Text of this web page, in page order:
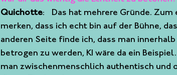
Quichotte:  Das hat mehrere Gründe.
merken, dass ich echt bin auf der Bühne,
anderen Seite finde ich, dass man
betrogen zu werden, KI wäre da ein
man zwischenmenschlich authentisch und